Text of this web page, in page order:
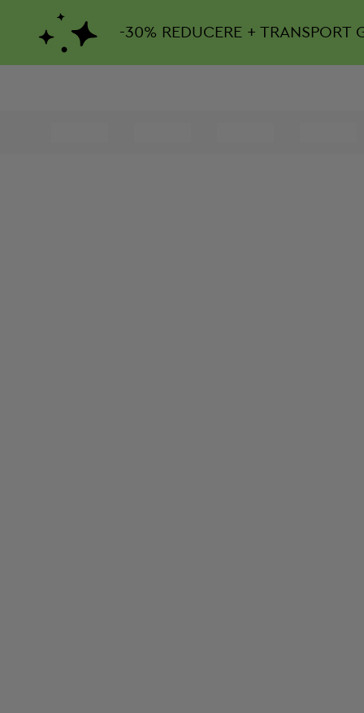
-30% REDUCERE + TRANSPORT